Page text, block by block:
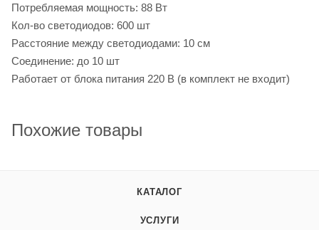
Потребляемая мощность: 88 Вт
Кол-во светодиодов: 600 шт
Расстояние между светодиодами: 10 см
Соединение: до 10 шт
Работает от блока питания 220 В (в комплект не входит)
Похожие товары
КАТАЛОГ
УСЛУГИ